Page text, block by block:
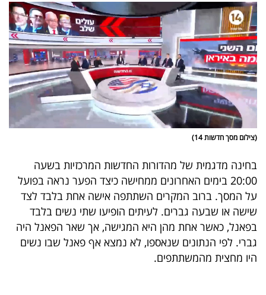
(צילום מסך חדשות 14)
בחינה מדגמית של מהדורות החדשות המרכזיות בשעה
20:00 בימים האחרונים ממחישה כיצד הפער נראה בפועל
על המסך. ברוב המקרים השתתפה אישה אחת בלבד לצד
שישה או שבעה גברים. לעיתים הופיעו שתי נשים בלבד
בפאנל, כאשר אחת מהן היא המגישה, אך שאר הפאנל היה
גברי. לפי הנתונים שנאספו, לא נמצא אף פאנל שבו נשים
היו מחצית מהמשתתפים.